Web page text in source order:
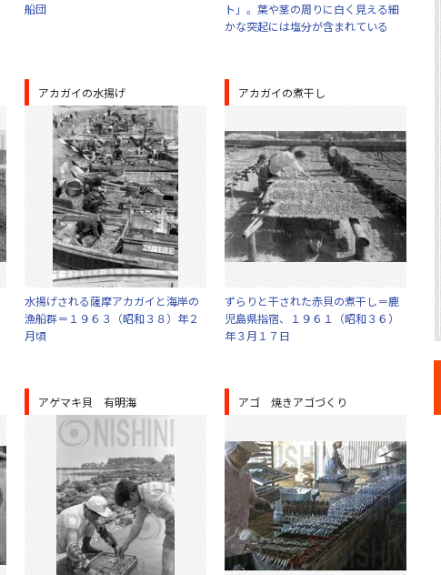
船団
ト」。葉や茎の周りに白く見える細
かな突起には塩分が含まれている
アカガイの水揚げ
水揚げされる薩摩アカガイと海岸の
漁船群＝１９６３（昭和３８）年２
月頃
アカガイの煮干し
ずらりと干された赤貝の煮干し＝鹿
児島県指宿、１９６１（昭和３６）
年３月１７日
アゲマキ貝 有明海 アゴ 焼きアゴづくり